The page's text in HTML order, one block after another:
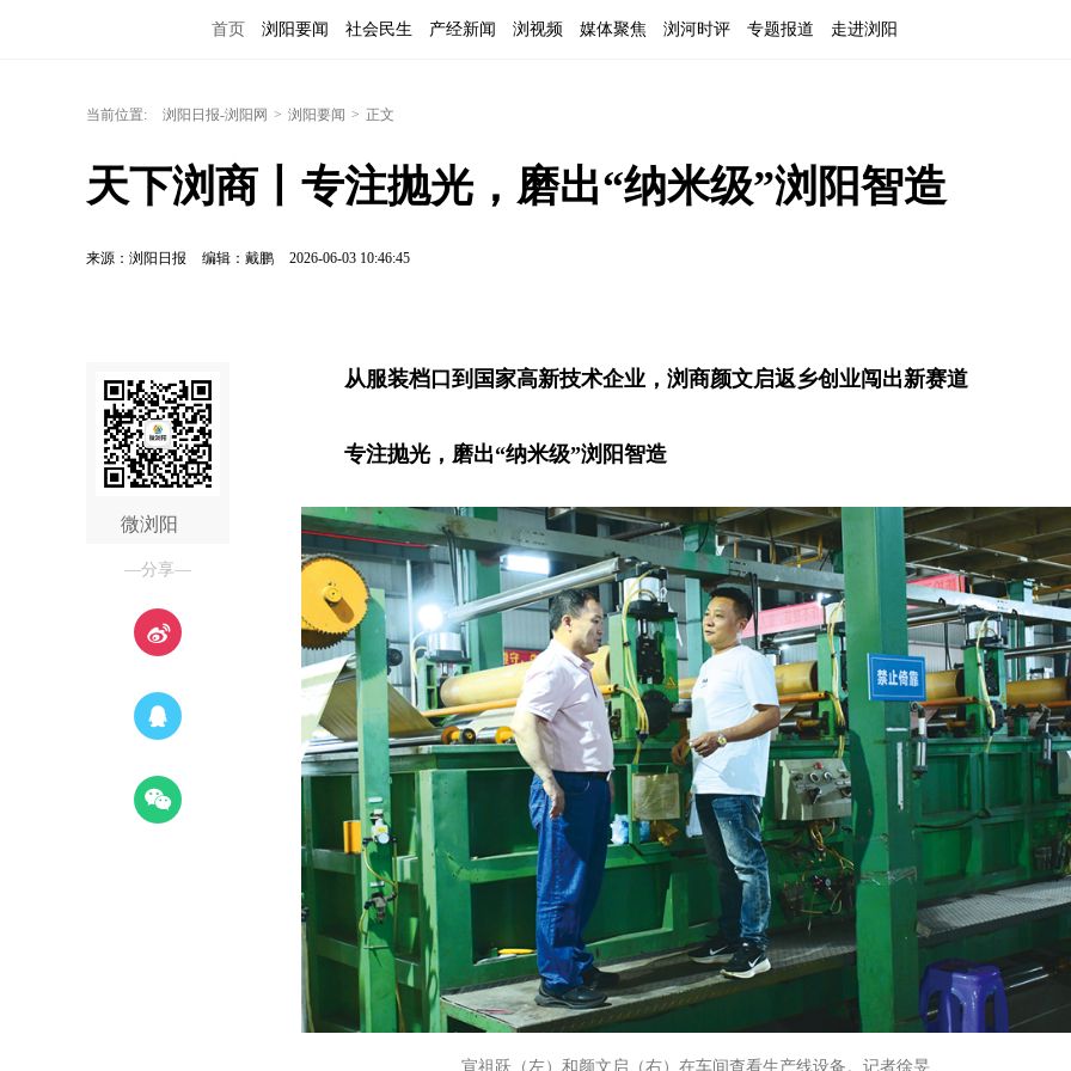
首页 浏阳要闻 社会民生 产经新闻 浏视频 媒体聚焦 浏河时评 专题报道 走进浏阳
当前位置: 浏阳日报-浏阳网 > 浏阳要闻 > 正文
天下浏商丨专注抛光，磨出“纳米级”浏阳智造
来源：浏阳日报 编辑：戴鹏 2026-06-03 10:46:45
微浏阳
—分享—
从服装档口到国家高新技术企业，浏商颜文启返乡创业闯出新赛道
专注抛光，磨出“纳米级”浏阳智造
宣祖跃（左）和颜文启（右）在车间查看生产线设备。记者徐旻